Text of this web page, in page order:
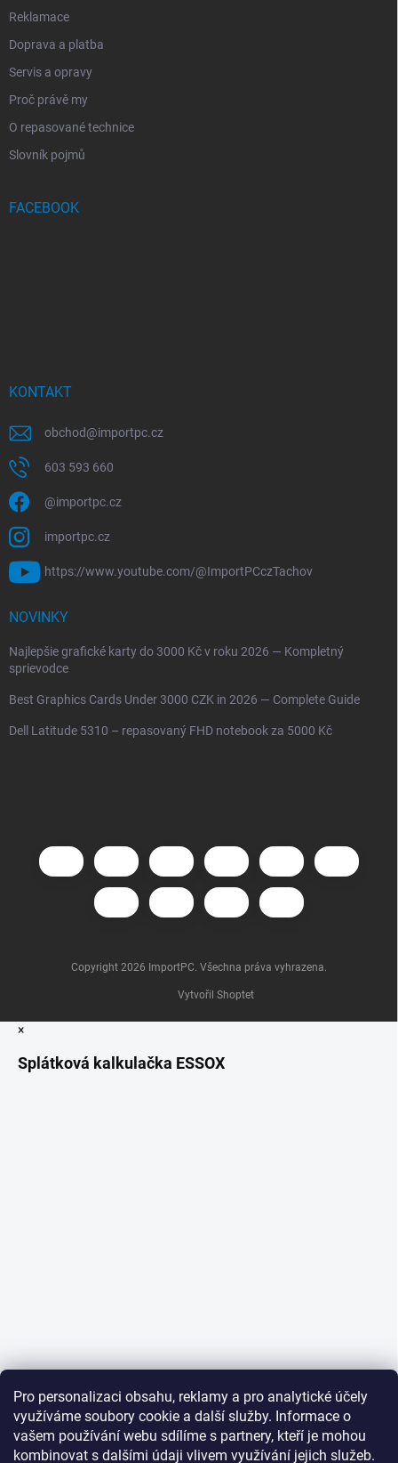
Pro personalizaci obsahu, reklamy a pro analytické účely
využíváme soubory cookie a další služby. Informace o
vašem používání webu sdílíme s partnery, kteří je mohou
kombinovat s dalšími údaji vlivem využívání jejich služeb.
Reklamace
Doprava a platba
Servis a opravy
Proč právě my
O repasované technice
Slovník pojmů
FACEBOOK
KONTAKT
obchod@importpc.cz
603 593 660
@importpc.cz
importpc.cz
https://www.youtube.com/@ImportPCczTachov
NOVINKY
Najlepšie grafické karty do 3000 Kč v roku 2026 — Kompletný
sprievodce
Best Graphics Cards Under 3000 CZK in 2026 — Complete Guide
Dell Latitude 5310 – repasovaný FHD notebook za 5000 Kč
Vytvořil Shoptet
Copyright 2026 ImportPC. Všechna práva vyhrazena.
×
Splátková kalkulačka ESSOX